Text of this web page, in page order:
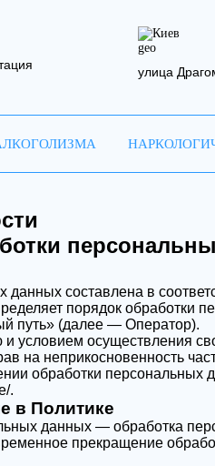
Киев
улица
данных составлена в
порядок обработки
путь» (далее — Оператор).
условием осуществления
на неприкосновенность
обработки
.
в Политике
данных — обработка
прекращение
приём
Ваш
Ваша
Наш врач
Ваш